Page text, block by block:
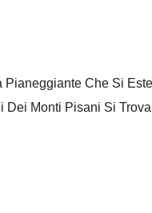
Che Si
Monti Pisani Si